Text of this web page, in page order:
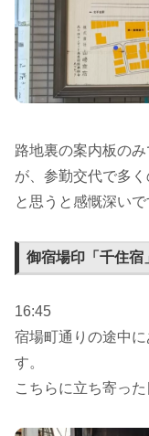
路地裏の案内板の
が、参勤交代で多
と思うと感慨深いで
御宿場印「千住宿
16:45
宿場町通りの途中に
す。
こちらに立ち寄った